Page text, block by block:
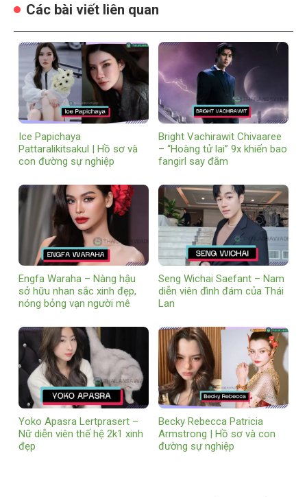
Các bài viết liên quan
Ice Papichaya
Pattaralikitsakul | Hồ sơ và
con đường sự nghiệp
Bright Vachirawit Chivaaree
– “Hoàng tử lai” 9x khiến bao
fangirl say đắm
Engfa Waraha – Nàng hậu
sở hữu nhan sắc xinh đẹp,
nóng bỏng vạn người mê
Seng Wichai Saefant – Nam
diễn viên đình đám của Thái
Lan
Yoko Apasra Lertprasert –
Nữ diễn viên thế hệ 2k1 xinh
đẹp
Becky Rebecca Patricia
Armstrong | Hồ sơ và con
đường sự nghiệp